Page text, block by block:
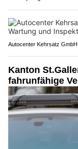
Autocenter Kehrsatz
Kanton
fahrunfähige